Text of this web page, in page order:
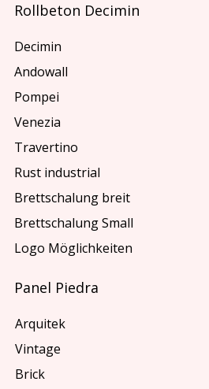
Rollbeton Decimin
Decimin
Andowall
Pompei
Venezia
Travertino
Rust industrial
Brettschalung breit
Brettschalung Small
Logo Möglichkeiten
Panel Piedra
Arquitek
Vintage
Brick